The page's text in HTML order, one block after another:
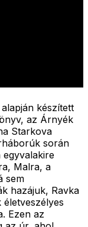
készített
az Árnyék
Starkova
során
Malra, a
sem
hazájuk, Ravka
Ezen az